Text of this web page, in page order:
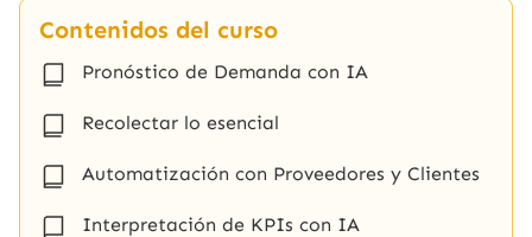
Contenidos del curso
Pronóstico de Demanda con IA
Recolectar lo esencial
Automatización con Proveedores y Clientes
Interpretación de KPIs con IA